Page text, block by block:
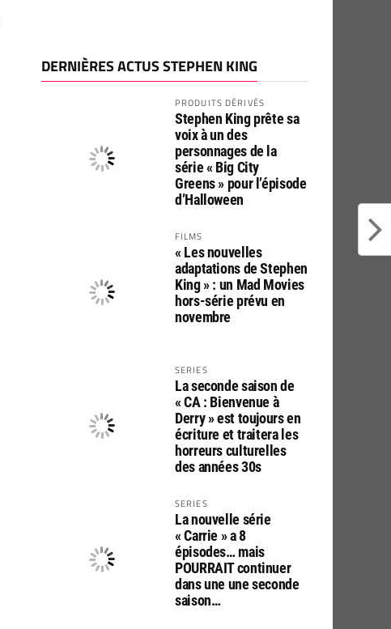
DERNIÈRES ACTUS STEPHEN KING
PRODUITS DÉRIVÉS
Stephen King prête sa
voix à un des
personnages de la
série « Big City
Greens » pour l’épisode
d’Halloween
FILMS
« Les nouvelles
adaptations de Stephen
King » : un Mad Movies
hors-série prévu en
novembre
SERIES
La seconde saison de
« CA : Bienvenue à
Derry » est toujours en
écriture et traitera les
horreurs culturelles
des années 30s
SERIES
La nouvelle série
« Carrie » a 8
épisodes… mais
POURRAIT continuer
dans une une seconde
saison…